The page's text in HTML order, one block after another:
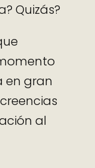
Quizás?
en gran
al